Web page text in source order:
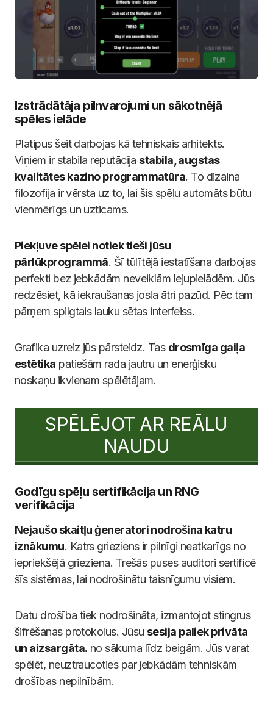
Izstrādātāja pilnvarojumi un sākotnējā
spēles ielāde
Platipus šeit darbojas kā tehniskais arhitekts.
Viņiem ir stabila reputācija stabila, augstas
kvalitātes kazino programmatūra. To dizaina
filozofija ir vērsta uz to, lai šis spēļu automāts būtu
vienmērīgs un uzticams.
Piekļuve spēlei notiek tieši jūsu
pārlūkprogrammā. Šī tūlītējā iestatīšana darbojas
perfekti bez jebkādām neveiklām lejupielādēm. Jūs
redzēsiet, kā iekraušanas josla ātri pazūd. Pēc tam
pārņem spilgtais lauku sētas interfeiss.
Grafika uzreiz jūs pārsteidz. Tas drosmīga gaiļa
estētika patiešām rada jautru un enerģisku
noskaņu ikvienam spēlētājam.
SPĒLĒJOT AR REĀLU
NAUDU
Godīgu spēļu sertifikācija un RNG
verifikācija
Nejaušo skaitļu ģeneratori nodrošina katru
iznākumu. Katrs grieziens ir pilnīgi neatkarīgs no
iepriekšējā grieziena. Trešās puses auditori sertificē
šīs sistēmas, lai nodrošinātu taisnīgumu visiem.
Datu drošība tiek nodrošināta, izmantojot stingrus
šifrēšanas protokolus. Jūsu sesija paliek privāta
un aizsargāta. no sākuma līdz beigām. Jūs varat
spēlēt, neuztraucoties par jebkādām tehniskām
drošības nepilnībām.